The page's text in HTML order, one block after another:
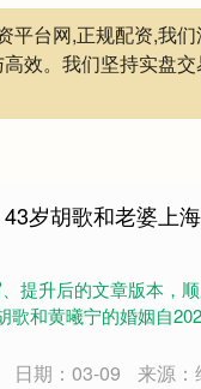
平台网,正规配资,我
效。我们坚持实盘
岁胡歌和老婆上
提升后的文章版本，
歌和黄曦宁的婚姻自
日期：03-09 来源：